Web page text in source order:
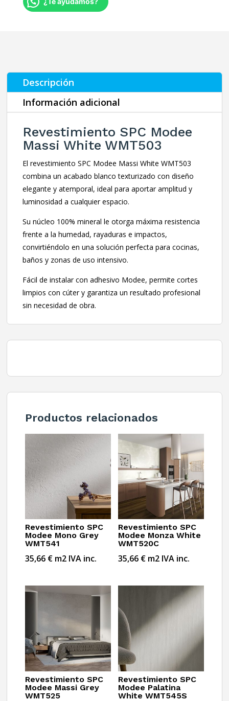
Descripción
Información adicional
Revestimiento SPC Modee
Massi White WMT503
El revestimiento SPC Modee Massi White WMT503
combina un acabado blanco texturizado con diseño
elegante y atemporal, ideal para aportar amplitud y
luminosidad a cualquier espacio.
Su núcleo 100% mineral le otorga máxima resistencia
frente a la humedad, rayaduras e impactos,
convirtiéndolo en una solución perfecta para cocinas,
baños y zonas de uso intensivo.
Fácil de instalar con adhesivo Modee, permite cortes
limpios con cúter y garantiza un resultado profesional
sin necesidad de obra.
Productos relacionados
Revestimiento SPC
Modee Mono Grey
WMT541
35,66 € m2 IVA inc.
Revestimiento SPC
Modee Monza White
WMT520C
35,66 €m2 IVA inc.
Revestimiento SPC
Modee Massi Grey
WMT525
Revestimiento SPC
Modee Palatina
White WMT545S